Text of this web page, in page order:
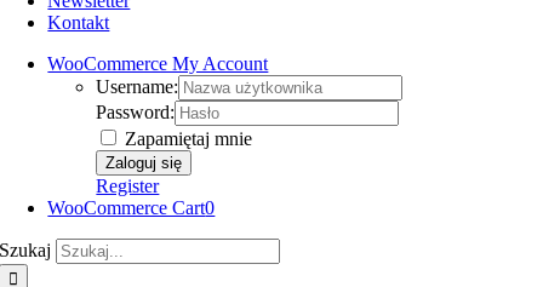
Kontakt
WooCommerce My Account
Username:
Password:
Zapamiętaj mnie
Register
WooCommerce Cart0
Szukaj